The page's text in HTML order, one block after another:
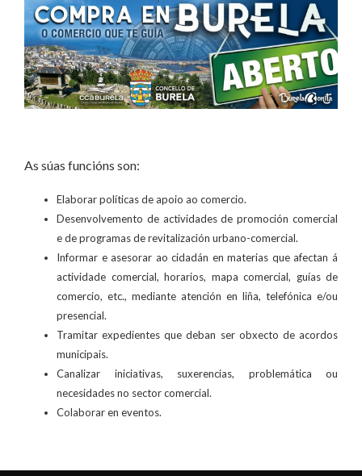
As súas funcións son:
Elaborar políticas de apoio ao comercio.
Desenvolvemento de actividades de promoción comercial
e de programas de revitalización urbano-comercial.
Informar e asesorar ao cidadán en materias que afectan á
actividade comercial, horarios, mapa comercial, guías de
comercio, etc., mediante atención en liña, telefónica e/ou
presencial.
Tramitar expedientes que deban ser obxecto de acordos
municipais.
Canalizar iniciativas, suxerencias, problemática ou
necesidades no sector comercial.
Colaborar en eventos.